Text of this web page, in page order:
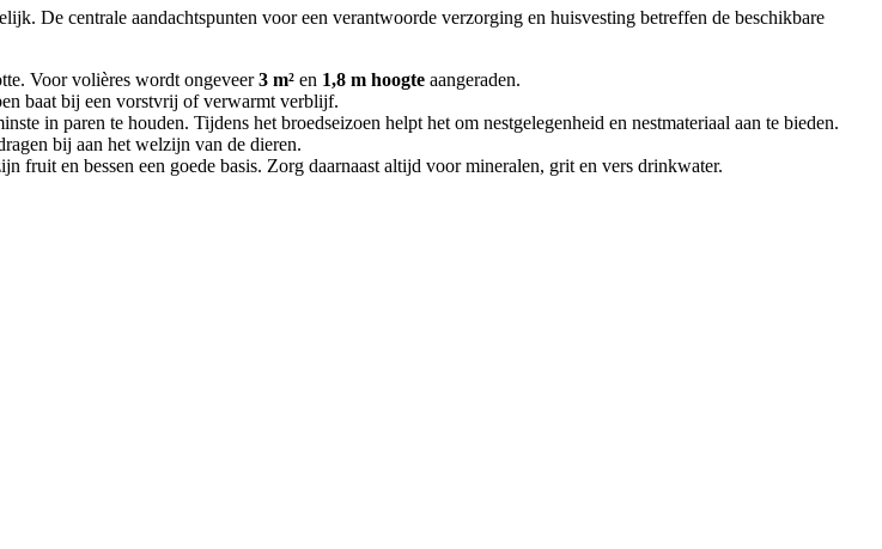
De centrale aandachtspunten voor een verantwoorde verzorging en huisvesting betreffen de beschikbare
Voor volières wordt ongeveer3 m² en 1,8 m hoogte aangeraden.
baat bij een vorstvrij of verwarmt verblijf.
in paren te houden. Tijdens het broedseizoen helpt het om nestgelegenheid en nestmateriaal aan te bieden.
bij aan het welzijn van de dieren.
fruit en bessen een goede basis. Zorg daarnaast altijd voor mineralen, grit en vers drinkwater.